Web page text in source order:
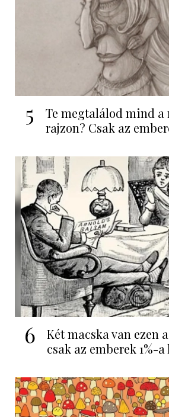
5
Te megtalálod mind a
rajzon? Csak az
6
Két macska van ezen
csak az emberek 1%-a